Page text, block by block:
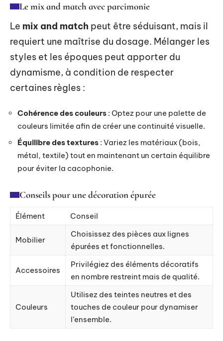
Le mix and match avec parcimonie
Le mix and match peut être séduisant, mais il
requiert une maîtrise du dosage. Mélanger les
styles et les époques peut apporter du
dynamisme, à condition de respecter
certaines règles :
Cohérence des couleurs : Optez pour une palette de
couleurs limitée afin de créer une continuité visuelle.
Équilibre des textures : Variez les matériaux (bois,
métal, textile) tout en maintenant un certain équilibre
pour éviter la cacophonie.
Conseils pour une décoration épurée
Élément Conseil
Mobilier
Choisissez des pièces aux lignes
épurées et fonctionnelles.
Accessoires
Privilégiez des éléments décoratifs
en nombre restreint mais de qualité.
Couleurs
Utilisez des teintes neutres et des
touches de couleur pour dynamiser
l’ensemble.